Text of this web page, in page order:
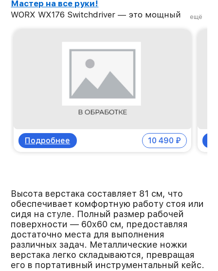
Мастер на все руки!
WORX WX176 Switchdriver — это мощный
шуруповерта. Благодаря ему вы можете
быстро просверлить отверстие и сразу же
зафиксировать внутри него крепеж.
Быстрое переключение между
функциями прибора осуществляется с
головки с двумя быстрозажимными
система питания позволяет не зависеть
от розеток и работать там, где
ещё
Подробнее 10 490 ₽
Высота верстака составляет 81 см, что
обеспечивает комфортную работу стоя или
сидя на стуле. Полный размер рабочей
поверхности — 60х60 см, предоставляя
достаточно места для выполнения
различных задач. Металлические ножки
верстака легко складываются, превращая
его в портативный инструментальный кейс.